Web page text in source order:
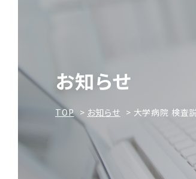
お知らせ
TOP お知らせ 大学病院 検査